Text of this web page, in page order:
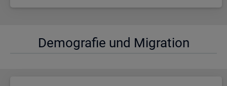
De­mo­gra­fie und Mi­gra­ti­on